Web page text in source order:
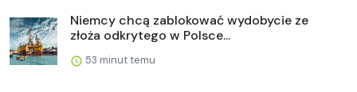
Niemcy chcą zablokować wydobycie ze
złoża odkrytego w Polsce...
53 minut temu